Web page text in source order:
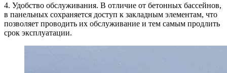
4. Удобство обслуживания. В отличие от бетонных бассейнов,
в панельных сохраняется доступ к закладным элементам, что
позволяет проводить их обслуживание и тем самым продлить
срок эксплуатации.